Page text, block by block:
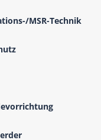
MSR-Technik